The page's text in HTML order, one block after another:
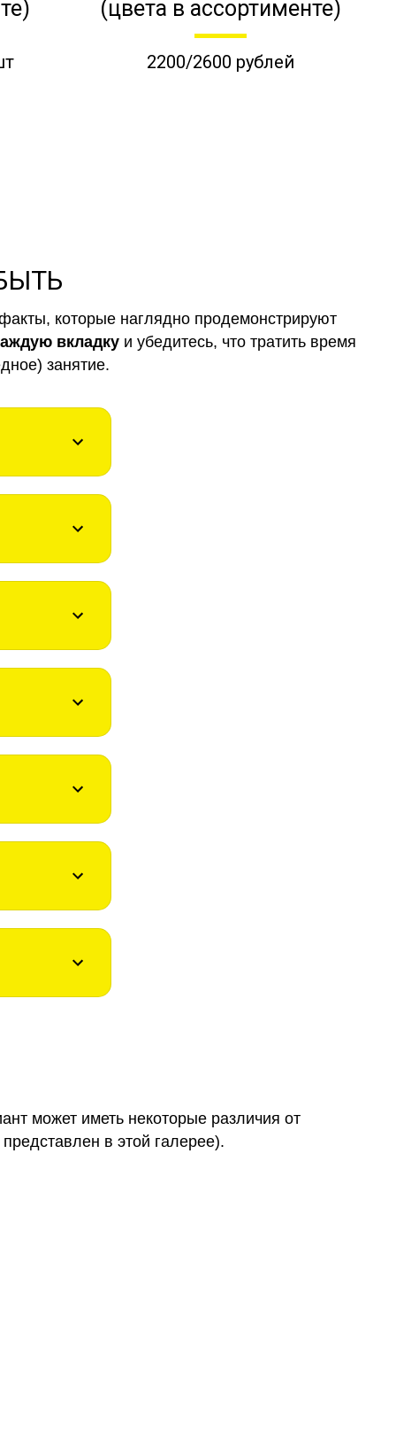
(цвета в ассортименте)
2200/2600 рублей
которые наглядно продемонстрируют
вкладку и убедитесь, что тратить время
занятие.
может иметь некоторые различия от
в этой галерее).